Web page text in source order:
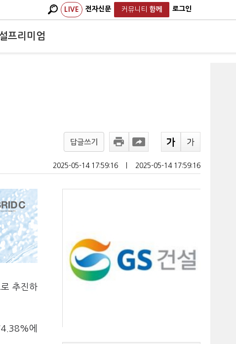
LIVE 전자신문 커뮤니티 함께 로그인
프리미엄
답글쓰기
2025-05-14 17:59:16 2025-05-14 17:59:16
추진하
에